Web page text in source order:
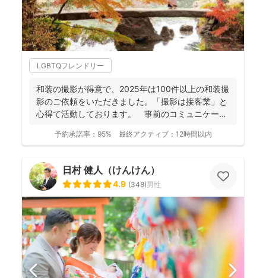
LGBTQフレンドリー
和装の撮影が得意で、2025年は100件以上の和装撮
影のご依頼をいただきました。「撮影は接客業」と
心得て活動しております。 事前のコミュニケーシ
予約承諾率： 95% 最終アクティブ： 12時間以内
日村 健人（けんけん）
4.9 (348)男性